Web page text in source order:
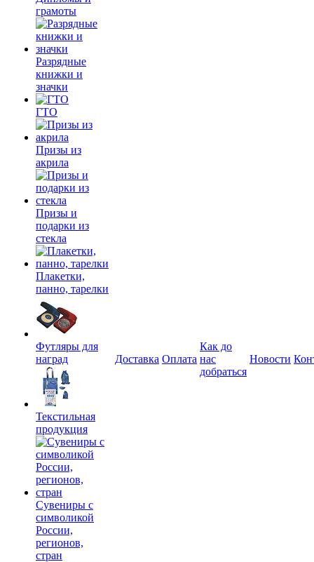
грамоты
Разрядные
книжки и
значки
ГТО
Призы из
акрила
Призы и
подарки из
стекла
Плакетки,
панно, тарелки
Футляры для
наград
Текстильная
продукция
Сувениры с
символикой
России,
регионов,
стран
Доставка Оплата
Как до
нас
добраться
Новости